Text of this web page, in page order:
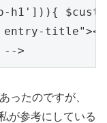
h1'])){
ったのですが、
が参考にしている